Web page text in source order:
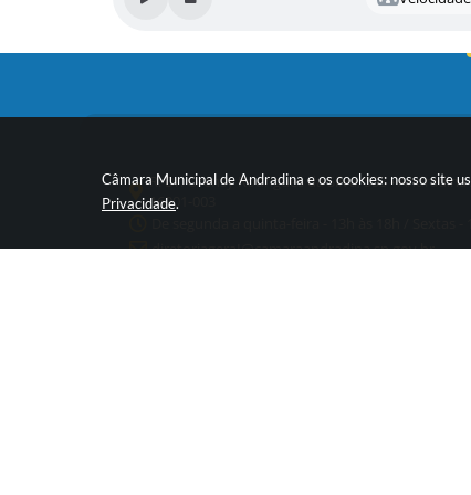
Câmara Municipal de Andradina e os cookies: nosso site
Privacidade.
R. Dr. Orensy Rodrigues da Silva, 553 - Andradina
16901-003
diretoriageraI@camaraandradina.sp.gov.br